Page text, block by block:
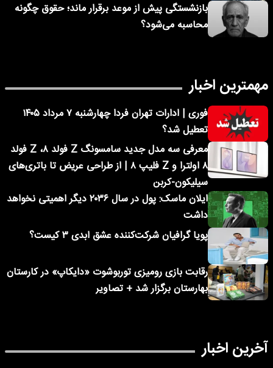
بازنشستگی پیش از موعد برقرار ماند؛ حقوق چگونه
محاسبه می‌شود؟
مهمترین اخبار
فوری | ادارات تهران فردا چهارشنبه ۷ مرداد ۱۴۰۵
تعطیل شد؟
معرفی سه مدل جدید سامسونگ Z فولد ۸، Z فولد
۸ اولترا و Z فلیپ ۸ | از طراحی عریض تا باتری‌های
سیلیکون-کربن
ایلان ماسک: پول در سال ۲۰۳۶ دیگر اهمیتی نخواهد
داشت
پویا گرافیان شرکت‌کننده عشق ابدی ۳ کیست؟
رقابت بازی رومیزی توربوشوت «دایکاپ» در کارستان
بهارستان برگزار شد + تصاویر
آخرین اخبار